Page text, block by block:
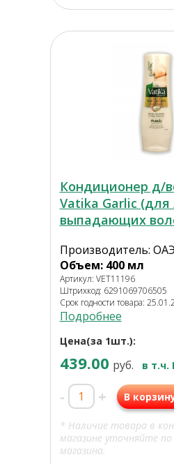
Кондиционер д/
Vatika Garlic
выпадающих
Производитель: ОАЭ
Объем: 400 мл
Артикул: VET11196
Штрихкод: 6291069706505
Срок годности товара:
Подробнее
Цена(за 1шт.):
439.00 руб. в т.ч.
- + В
* Наличие товара в
магазине уточняйте
магазина.